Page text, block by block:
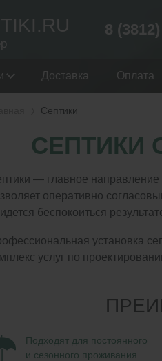
8
Доставка Оплата
Септики
СЕПТИКИ
— главное
оперативно
беспокоиться
установка
услуг по
Подходят для постоянного
и сезонного проживания